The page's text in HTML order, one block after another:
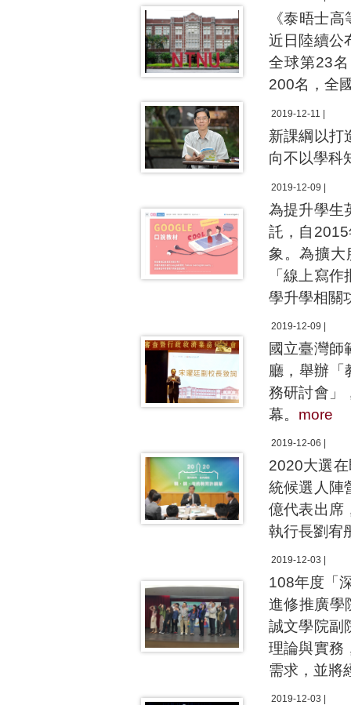
《泰晤士
近日陸續公
全球第23
200名，全
2019-12-11 |
新課綱以打
向不以學科
2019-12-09 |
為提升學生
託，自
象。為擴大
「線上寫
學升學相關
2019-12-09 |
國立臺灣師
廳，舉辦「
務研討會」
幕。 more
2019-12-06 |
2020大選
統候選人陣
億代表出席
執行長劉宥
2019-12-03 |
108年度「
進修推廣學
誠文學院副
理論與實務
需求，並將
2019-12-03 |